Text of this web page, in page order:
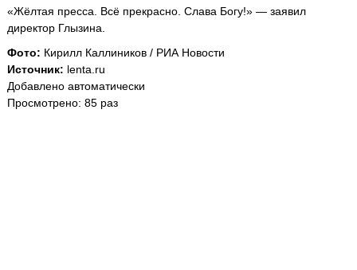
«Жёлтая пресса. Всё прекрасно. Слава Богу!» — заявил
директор Глызина.
Фото: Кирилл Каллиников / РИА Новости
Источник: lenta.ru
Добавлено автоматически
Просмотрено: 85 раз